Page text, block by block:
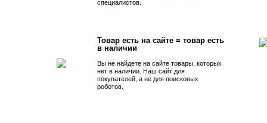
специалистов.
Товар есть на сайте = товар есть
в наличии
Вы не найдете на сайте товары, которых
нет в наличии. Наш сайт для
покупателей, а не для поисковых
роботов.